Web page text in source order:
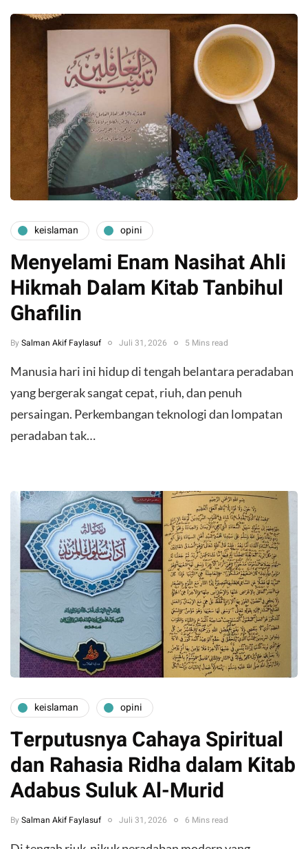
keislaman opini
Menyelami Enam Nasihat Ahli
Hikmah Dalam Kitab Tanbihul
Ghafilin
By Salman Akif Faylasuf Juli 31, 2026 5 Mins read
Manusia hari ini hidup di tengah belantara peradaban
yang bergerak sangat cepat, riuh, dan penuh
persaingan. Perkembangan teknologi dan lompatan
peradaban tak…
keislaman opini
Terputusnya Cahaya Spiritual
dan Rahasia Ridha dalam Kitab
Adabus Suluk Al-Murid
By Salman Akif Faylasuf Juli 31, 2026 6 Mins read